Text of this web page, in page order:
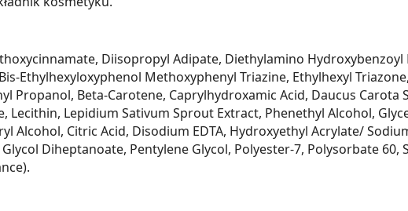
Diisopropyl Adipate, Diethylamino Hydroxybenzoyl
Ethylhexyloxyphenol Methoxyphenyl Triazine, Ethylhexyl
Beta-Carotene, Caprylhydroxamic Acid, Daucus Carota
Lecithin, Lepidium Sativum Sprout Extract, Phenethyl Alcohol,
Alcohol, Citric Acid, Disodium EDTA, Hydroxyethyl Acrylate/
Diheptanoate, Pentylene Glycol, Polyester-7, Polysorbate